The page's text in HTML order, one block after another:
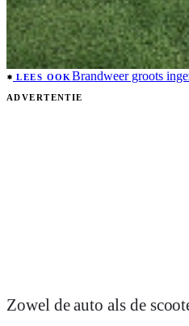
LEES OOKBrandweer groots
ADVERTENTIE
Zowel de auto als de